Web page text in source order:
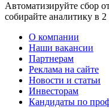
Автоматизируйте сбор
собирайте аналитику в 2
О компании
Наши вакансии
Партнерам
Реклама на сайте
Новости и статьи
Инвесторам
Кандидаты по